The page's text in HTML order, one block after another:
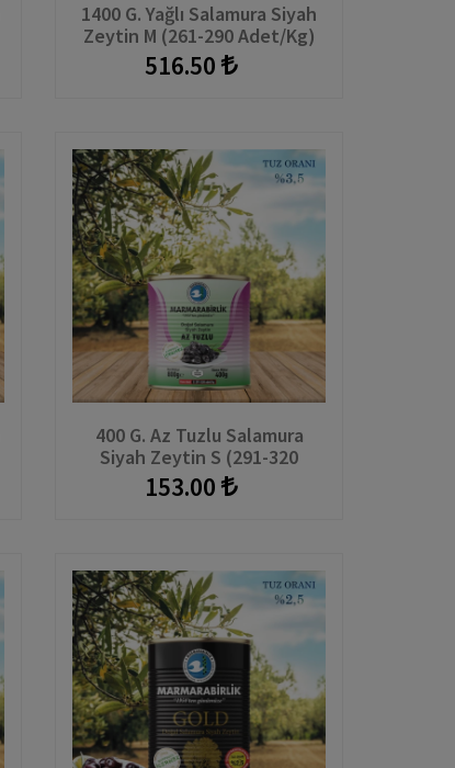
1400 G. Yağlı Salamura Siyah
Zeytin M (261-290 Adet/kg)
516.50
400 G. Az Tuzlu Salamura
Siyah Zeytin S (291-320
Adet/kg) Teneke
153.00